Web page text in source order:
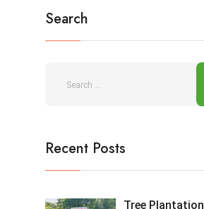
Search
Recent Posts
Tree Plantation